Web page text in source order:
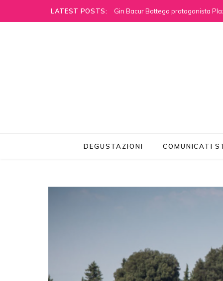
LATEST POSTS: Gin Bacur Bottega protagonista
DEGUSTAZIONI COMUNICATI